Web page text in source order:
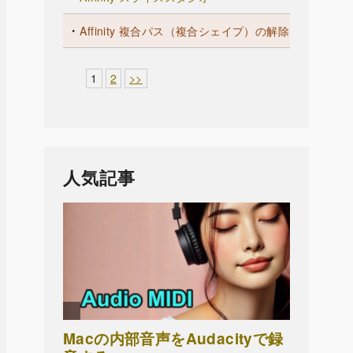
Affinity 複合パス（複合シェイプ）の解除
1 2 >>
人気記事